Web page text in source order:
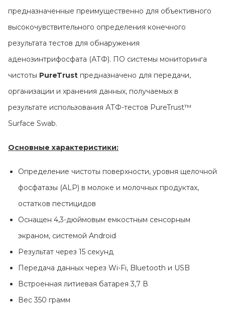
предназначенные преимущественно для объективного
высокочувствительного определения конечного
результата тестов для обнаружения
аденозинтрифосфата (АТФ). ПО системы мониторинга
чистоты PureTrust предназначено для передачи,
организации и хранения данных, получаемых в
результате использования АТФ-тестов PureTrust™
Surface Swab.
Основные характеристики:
Определение чистоты поверхности, уровня щелочной
фосфатазы (ALP) в молоке и молочных продуктах,
остатков пестицидов
Оснащен 4,3-дюймовым емкостным сенсорным
экраном, системой Android
Результат через 15 секунд
Передача данных через Wi-Fi, Bluetooth и USB
Встроенная литиевая батарея 3,7 В
Вес 350 грамм